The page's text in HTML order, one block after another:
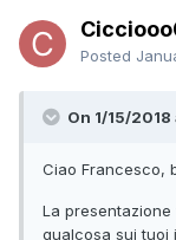
Posted
On 1/15/
Ciao Francesco,
La
qualcosa sui tuoi